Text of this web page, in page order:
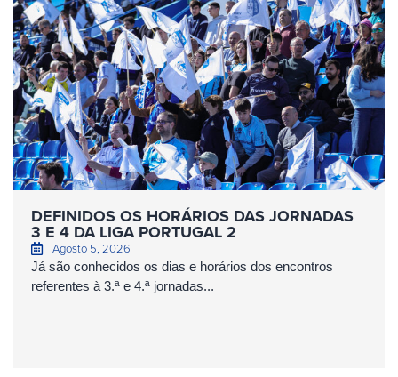
DEFINIDOS OS HORÁRIOS DAS JORNADAS
3 E 4 DA LIGA PORTUGAL 2
Agosto 5, 2026
Já são conhecidos os dias e horários dos encontros
referentes à 3.ª e 4.ª jornadas...